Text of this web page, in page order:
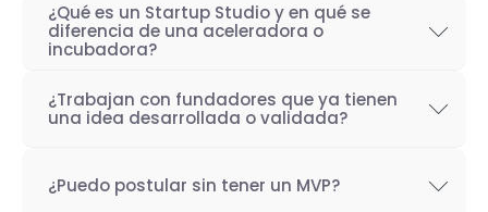
¿Qué es un Startup Studio y en qué se
diferencia de una aceleradora o
incubadora?
Un Startup Studio es una organización capaz
de construir startups de manera iterativa,
con experiencia. También se les conoce
¿Trabajan con fundadores que ya tienen
una idea desarrollada o validada?
Startup Studio es lograr un proceso iterativo
¿Puedo postular sin tener un MVP?